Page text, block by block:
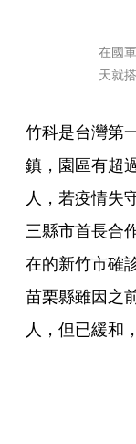
在國
天就
竹科是台灣第
鎮，園區有超
人，若疫情失
三縣市首長合
在的新竹市確
苗栗縣雖因之
人，但已緩和